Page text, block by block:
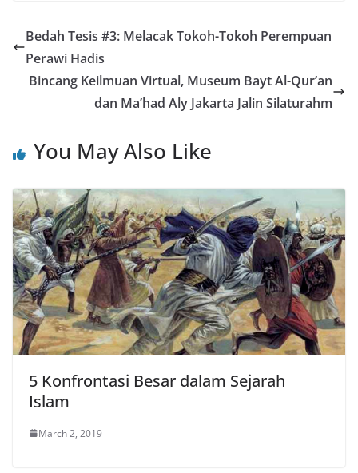
Bedah Tesis #3: Melacak Tokoh-Tokoh Perempuan
Perawi Hadis
Bincang Keilmuan Virtual, Museum Bayt Al-Qur’an
dan Ma’had Aly Jakarta Jalin Silaturahm
You May Also Like
5 Konfrontasi Besar dalam Sejarah
Islam
March 2, 2019